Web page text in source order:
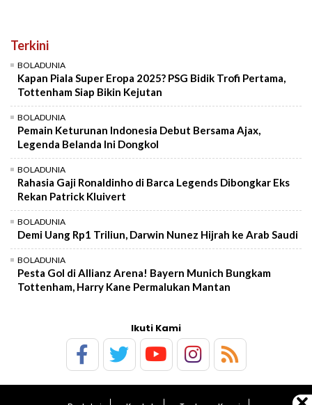
Terkini
BOLADUNIA
Kapan Piala Super Eropa 2025? PSG Bidik Trofi Pertama,
Tottenham Siap Bikin Kejutan
BOLADUNIA
Pemain Keturunan Indonesia Debut Bersama Ajax,
Legenda Belanda Ini Dongkol
BOLADUNIA
Rahasia Gaji Ronaldinho di Barca Legends Dibongkar Eks
Rekan Patrick Kluivert
BOLADUNIA
Demi Uang Rp1 Triliun, Darwin Nunez Hijrah ke Arab Saudi
BOLADUNIA
Pesta Gol di Allianz Arena! Bayern Munich Bungkam
Tottenham, Harry Kane Permalukan Mantan
Ikuti Kami